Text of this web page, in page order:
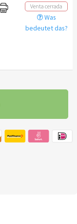
Venta cerrada
Was
bedeutet das?